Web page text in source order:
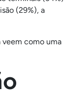
(29%), a
veem como uma